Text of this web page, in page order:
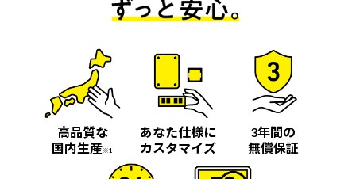
Windows 11|
Windows 11| Copilot+ PC
AIおすすめパソコン
Copilot+ PC
高品質な
国内生産※1
あなた仕様に
カスタマイズ
3年間の
無償保証